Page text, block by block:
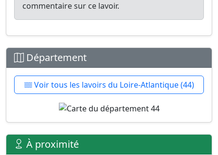
commentaire sur ce lavoir.
Département
Voir tous les lavoirs du Loire-Atlantique (44)
À proximité